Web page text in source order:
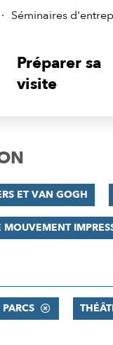
Séminaires
Préparer sa
visite
ET VAN GOGH
MOUVEMENT
PARCS